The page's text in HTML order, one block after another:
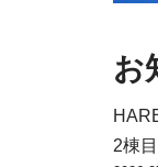
お
2棟